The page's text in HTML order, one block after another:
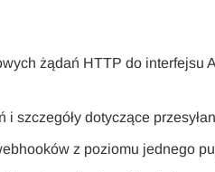
żądań HTTP do interfejsu
szczegóły dotyczące
z poziomu jednego